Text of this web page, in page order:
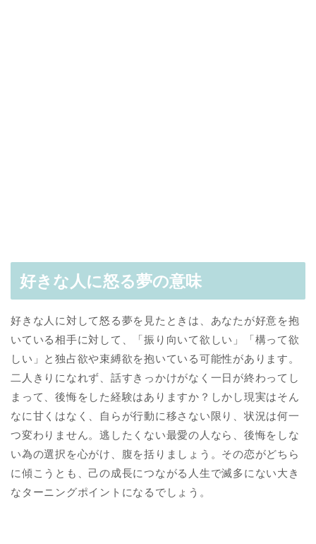
好きな人に怒る夢の意味
好きな人に対して怒る夢を見たときは、あなたが好意を抱
いている相手に対して、「振り向いて欲しい」「構って欲
しい」と独占欲や束縛欲を抱いている可能性があります。
二人きりになれず、話すきっかけがなく一日が終わってし
まって、後悔をした経験はありますか？しかし現実はそん
なに甘くはなく、自らが行動に移さない限り、状況は何一
つ変わりません。逃したくない最愛の人なら、後悔をしな
い為の選択を心がけ、腹を括りましょう。その恋がどちら
に傾こうとも、己の成長につながる人生で滅多にない大き
なターニングポイントになるでしょう。